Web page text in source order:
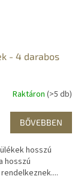
- 4 darabos
Raktáron (>5 db)
BŐVEBBEN
hosszú
hosszú